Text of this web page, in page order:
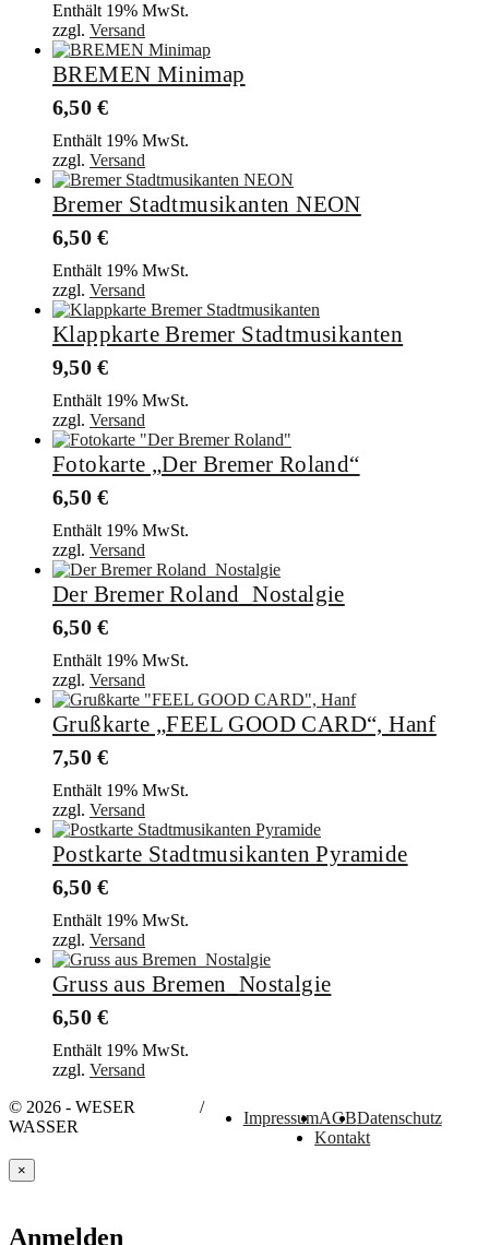
Enthält 19% MwSt.
zzgl. Versand
BREMEN Minimap
6,50 €
Enthält 19% MwSt.
zzgl. Versand
Bremer Stadtmusikanten NEON
6,50 €
Enthält 19% MwSt.
zzgl. Versand
Klappkarte Bremer Stadtmusikanten
9,50 €
Enthält 19% MwSt.
zzgl. Versand
Fotokarte „Der Bremer Roland“
6,50 €
Enthält 19% MwSt.
zzgl. Versand
Der Bremer Roland_Nostalgie
6,50 €
Enthält 19% MwSt.
zzgl. Versand
Grußkarte „FEEL GOOD CARD“, Hanf
7,50 €
Enthält 19% MwSt.
zzgl. Versand
Postkarte Stadtmusikanten Pyramide
6,50 €
Enthält 19% MwSt.
zzgl. Versand
Gruss aus Bremen_Nostalgie
6,50 €
Enthält 19% MwSt.
zzgl. Versand
© 2026 - WESER
WASSER
/
ImpressumAGBDatenschutz
Kontakt
×
Anmelden